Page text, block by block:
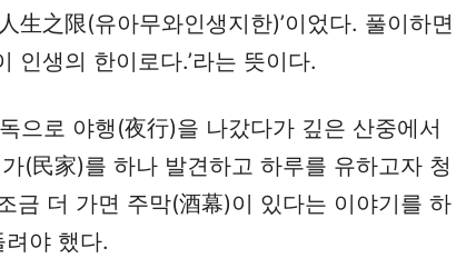
生之限(유아무와인생지한)’이었다. 풀이하면
인생의 한이로다.’라는 뜻이다.
으로 야행(夜行)을 나갔다가 깊은 산중에서
(民家)를 하나 발견하고 하루를 유하고자 청
금 더 가면 주막(酒幕)이 있다는 이야기를 하
야 했다.